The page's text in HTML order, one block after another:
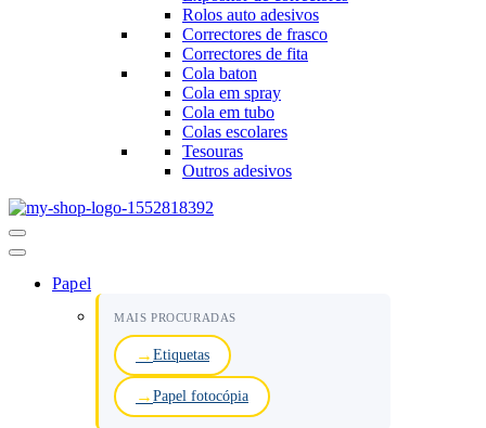
Rolos auto adesivos
Correctores de frasco
Correctores de fita
Cola baton
Cola em spray
Cola em tubo
Colas escolares
Tesouras
Outros adesivos
Menu
de
Papel
MAIS PROCURADAS
Etiquetas
Papel fotocópia